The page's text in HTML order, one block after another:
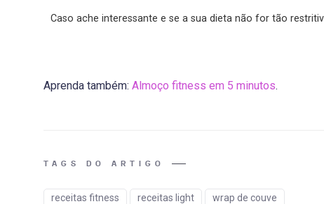
Caso ache interessante e se a sua dieta não for tão
Aprenda também: Almoço fitness em 5 minutos.
TAGS DO ARTIGO
receitas fitness receitas light wrap de couve